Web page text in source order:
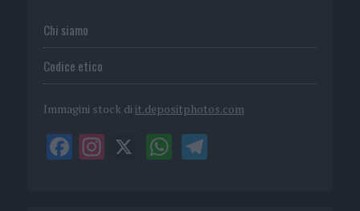
Chi siamo
Codice etico
Immagini stock di it.depositphotos.com